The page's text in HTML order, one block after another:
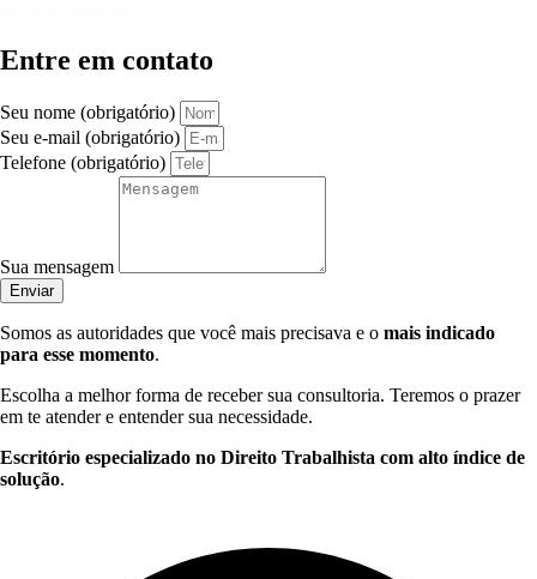
Entre em contato
Seu nome (obrigatório)
Seu e-mail (obrigatório)
Telefone (obrigatório)
Sua mensagem
Enviar
Somos as autoridades que você mais precisava e o mais indicado
para esse momento.
Escolha a melhor forma de receber sua consultoria. Teremos o prazer
em te atender e entender sua necessidade.
Escritório especializado no Direito Trabalhista com alto índice de
solução.